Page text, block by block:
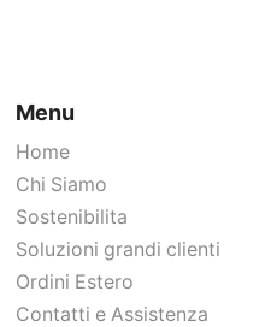
Menu
Home
Chi Siamo
Sostenibilita
Soluzioni grandi clienti
Ordini Estero
Contatti e Assistenza